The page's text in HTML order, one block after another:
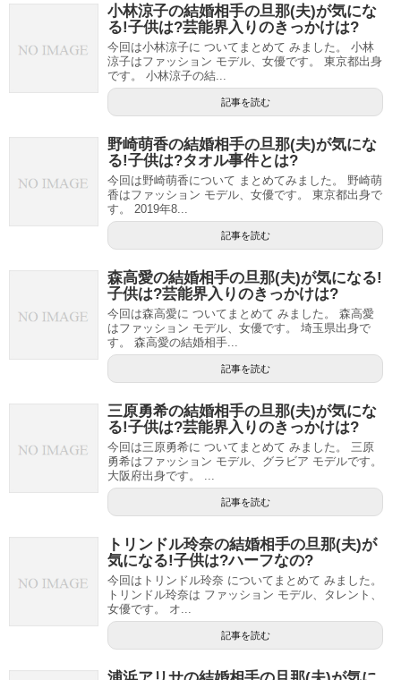
小林涼子の結婚相手の旦那(夫)が気にな
る!子供は?芸能界入りのきっかけは?
今回は小林涼子に ついてまとめて みました。 小林
涼子はファッション モデル、女優です。 東京都出身
です。 小林涼子の結...
記事を読む
野崎萌香の結婚相手の旦那(夫)が気にな
る!子供は?タオル事件とは?
今回は野崎萌香について まとめてみました。 野崎萌
香はファッション モデル、女優です。 東京都出身で
す。 2019年8...
記事を読む
森高愛の結婚相手の旦那(夫)が気になる!
子供は?芸能界入りのきっかけは?
今回は森高愛に ついてまとめて みました。 森高愛
はファッション モデル、女優です。 埼玉県出身で
す。 森高愛の結婚相手...
記事を読む
三原勇希の結婚相手の旦那(夫)が気にな
る!子供は?芸能界入りのきっかけは?
今回は三原勇希に ついてまとめて みました。 三原
勇希はファッション モデル、グラビア モデルです。
大阪府出身です。 ...
記事を読む
トリンドル玲奈の結婚相手の旦那(夫)が
気になる!子供は?ハーフなの?
今回はトリンドル玲奈 についてまとめて みました。
トリンドル玲奈は ファッション モデル、タレント、
女優です。 オ...
記事を読む